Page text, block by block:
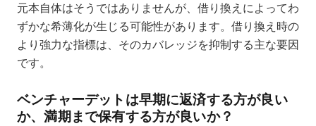
元本自体はそうではありませんが、借り換えによってわ
ずかな希薄化が生じる可能性があります。借り換え時の
より強力な指標は、そのカバレッジを抑制する主な要因
です。
ベンチャーデットは早期に返済する方が良い
か、満期まで保有する方が良いか？